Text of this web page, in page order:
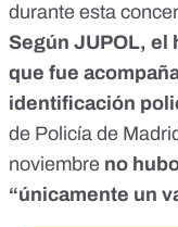
durante esta
Según JUPOL, el
que fue
identificación
de Policía de
noviembre no
“únicamente un